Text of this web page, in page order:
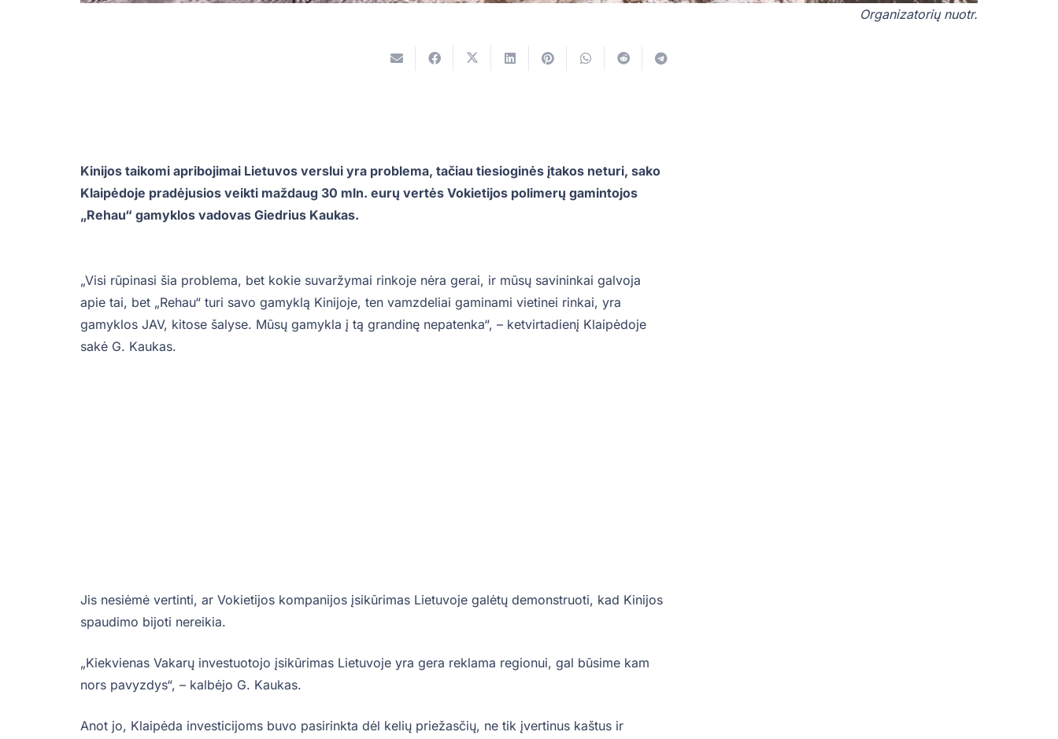
Organizatorių nuotr.
Kinijos taikomi apribojimai Lietuvos verslui yra problema, tačiau tiesioginės įtakos neturi, sako
Klaipėdoje pradėjusios veikti maždaug 30 mln. eurų vertės Vokietijos polimerų gamintojos
„Rehau“ gamyklos vadovas Giedrius Kaukas.
„Visi rūpinasi šia problema, bet kokie suvaržymai rinkoje nėra gerai, ir mūsų savininkai galvoja
apie tai, bet „Rehau“ turi savo gamyklą Kinijoje, ten vamzdeliai gaminami vietinei rinkai, yra
gamyklos JAV, kitose šalyse. Mūsų gamykla į tą grandinę nepatenka“, – ketvirtadienį Klaipėdoje
sakė G. Kaukas.
Jis nesiėmė vertinti, ar Vokietijos kompanijos įsikūrimas Lietuvoje galėtų demonstruoti, kad Kinijos
spaudimo bijoti nereikia.
„Kiekvienas Vakarų investuotojo įsikūrimas Lietuvoje yra gera reklama regionui, gal būsime kam
nors pavyzdys“, – kalbėjo G. Kaukas.
Anot jo, Klaipėda investicijoms buvo pasirinkta dėl kelių priežasčių, ne tik įvertinus kaštus ir